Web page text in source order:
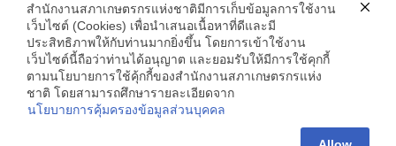
สำนักงานสภาเกษตรกรแห่งชาติมีการเก็บข้อมูลการใช้งาน
เว็บไซต์ (Cookies) เพื่อนำเสนอเนื้อหาที่ดีและมี
ประสิทธิภาพให้กับท่านมากยิ่งขึ้น โดยการเข้าใช้งาน
เว็บไซต์นี้ถือว่าท่านได้อนุญาต และยอมรับให้มีการใช้คุกกี้
ตามนโยบายการใช้คุ้กกี้ของสำนักงานสภาเกษตรกรแห่ง
ชาติ โดยสามารถศึกษารายละเอียดจาก
นโยบายการคุ้มครองข้อมูลส่วนบุคคล
Hide
chaty